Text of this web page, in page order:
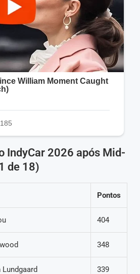
IndyCar 2026 após Mid-
de 18)
Pontos
404
348
339